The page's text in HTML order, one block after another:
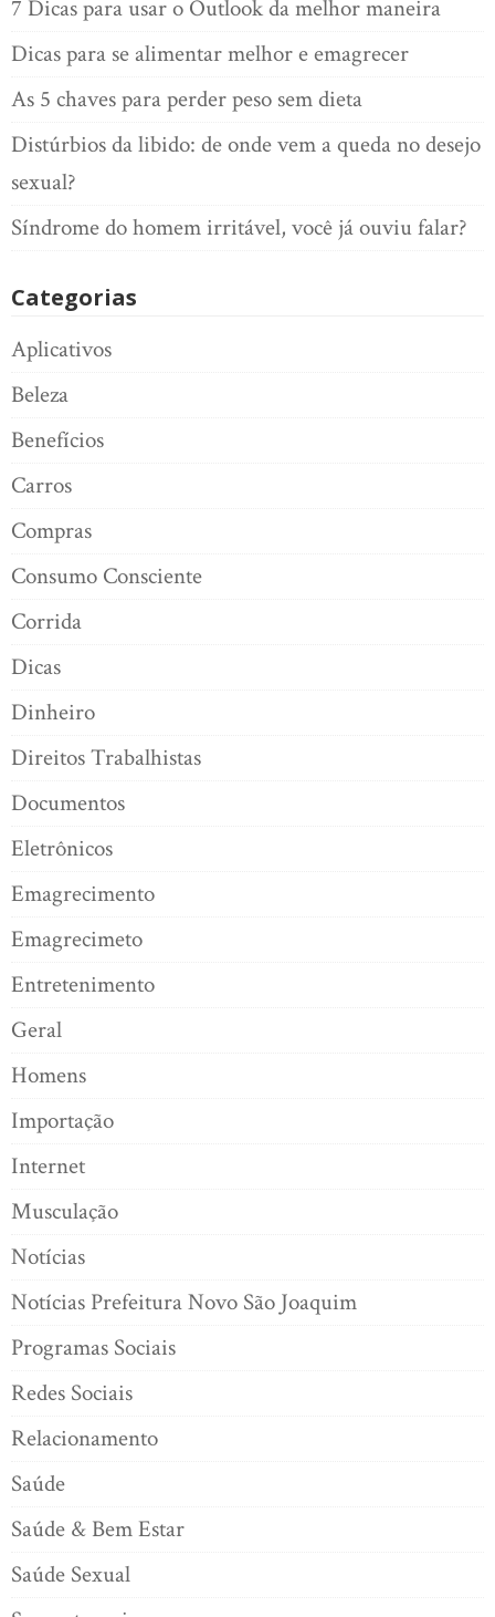
7 Dicas para usar o Outlook da melhor maneira
Dicas para se alimentar melhor e emagrecer
As 5 chaves para perder peso sem dieta
Distúrbios da libido: de onde vem a queda no desejo
sexual?
Síndrome do homem irritável, você já ouviu falar?
Categorias
Aplicativos
Beleza
Benefícios
Carros
Compras
Consumo Consciente
Corrida
Dicas
Dinheiro
Direitos Trabalhistas
Documentos
Eletrônicos
Emagrecimento
Emagrecimeto
Entretenimento
Geral
Homens
Importação
Internet
Musculação
Notícias
Notícias Prefeitura Novo São Joaquim
Programas Sociais
Redes Sociais
Relacionamento
Saúde
Saúde & Bem Estar
Saúde Sexual